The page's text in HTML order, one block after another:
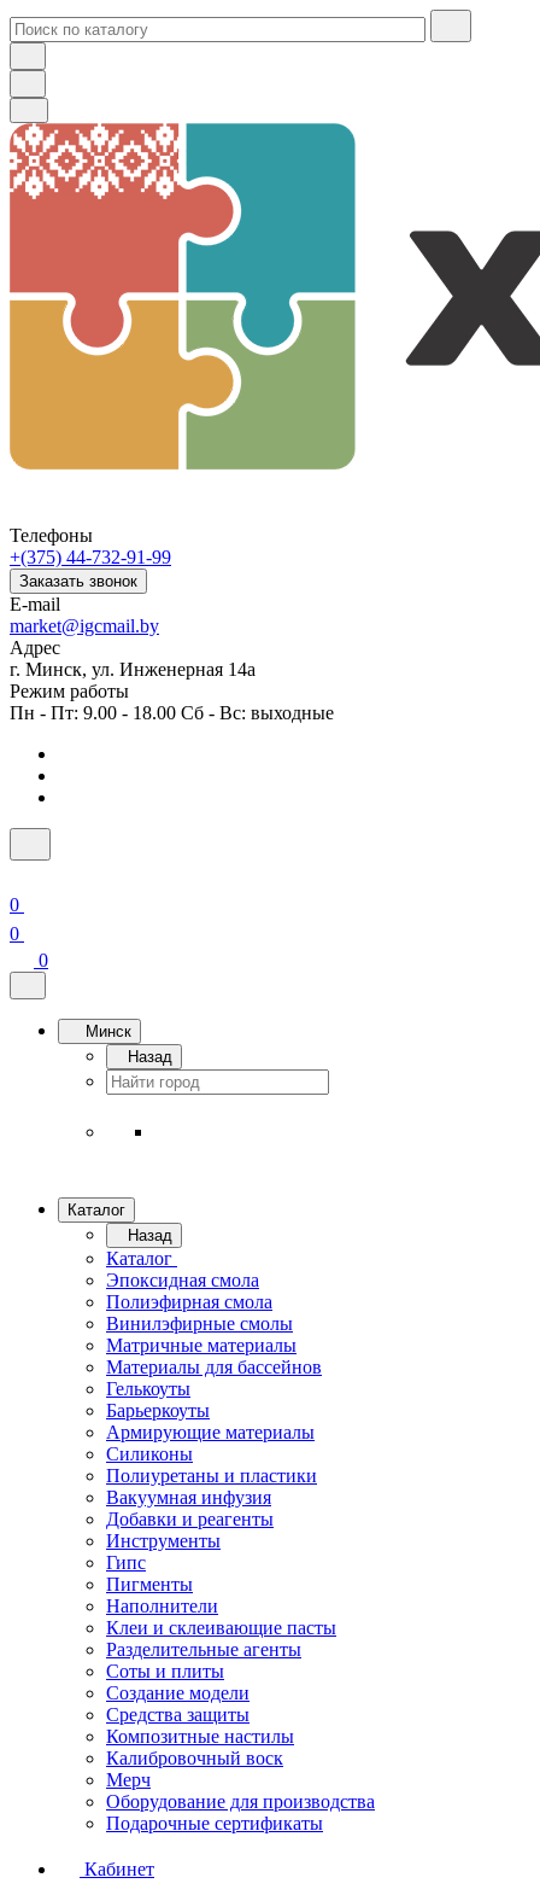
Телефоны
+(375) 44-732-91-99
Заказать звонок
E-mail
market@igcmail.by
Адрес
г. Минск, ул. Инженерная 14а
Режим работы
Пн - Пт: 9.00 - 18.00 Сб - Вс: выходные
0
0
0
Минск
Назад
Каталог
Назад
Каталог
Эпоксидная смола
Полиэфирная смола
Винилэфирные смолы
Матричные материалы
Материалы для бассейнов
Гелькоуты
Барьеркоуты
Армирующие материалы
Силиконы
Полиуретаны и пластики
Вакуумная инфузия
Добавки и реагенты
Инструменты
Гипс
Пигменты
Наполнители
Клеи и склеивающие пасты
Разделительные агенты
Соты и плиты
Создание модели
Средства защиты
Композитные настилы
Калибровочный воск
Мерч
Оборудование для производства
Подарочные сертификаты
Кабинет